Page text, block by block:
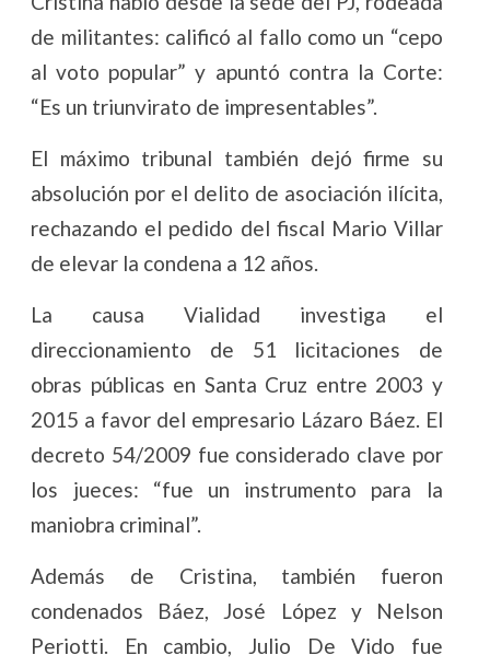
de militantes: calificó al fallo como un “cepo
al voto popular” y apuntó contra la Corte:
“Es un triunvirato de impresentables”.
El máximo tribunal también dejó firme su
absolución por el delito de asociación ilícita,
rechazando el pedido del fiscal Mario Villar
de elevar la condena a 12 años.
La causa Vialidad investiga el
direccionamiento de 51 licitaciones de
obras públicas en Santa Cruz entre 2003 y
2015 a favor del empresario Lázaro Báez. El
decreto 54/2009 fue considerado clave por
los jueces: “fue un instrumento para la
maniobra criminal”.
Además de Cristina, también fueron
condenados Báez, José López y Nelson
Periotti. En cambio, Julio De Vido fue